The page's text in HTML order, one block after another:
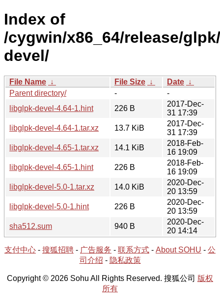
Index of
/cygwin/x86_64/release/
devel/
File Name ↓ File Size ↓ Date ↓
Parent directory/
-
-
libglpk-devel-4.64-1.hint
226 B
2017-Dec-
31 17:39
libglpk-devel-4.64-1.tar.xz
13.7 KiB
2017-Dec-
31 17:39
libglpk-devel-4.65-1.tar.xz
14.1 KiB
2018-Feb-
16 19:09
libglpk-devel-4.65-1.hint
226 B
2018-Feb-
16 19:09
libglpk-devel-5.0-1.tar.xz
14.0 KiB
2020-Dec-
20 13:59
libglpk-devel-5.0-1.hint
226 B
2020-Dec-
20 13:59
sha512.sum
940 B
2020-Dec-
20 14:14
支付中心 - 搜狐招聘 - 广告服务 - 联系方式 - About SOHU - 公
司介绍 - 隐私政策
Copyright © 2026 Sohu All Rights Reserved. 搜狐公司 版权
所有